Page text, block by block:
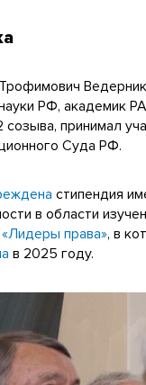
РФ, академик
принимал
Суда РФ.
стипендия
в области
«Лидеры права», в
в 2025 году.